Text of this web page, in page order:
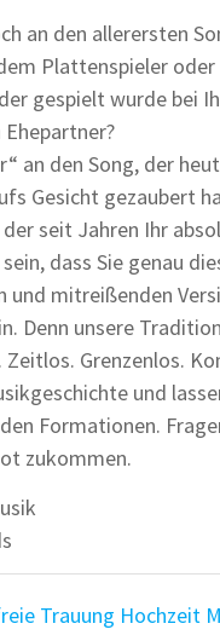
an den allerersten
Plattenspieler
gespielt wurde bei
an den Song, der
Gesicht gezaubert
der seit Jahren Ihr
dass Sie genau
und mitreißenden
Denn unsere
Grenzenlos.
und
Formationen.
zukommen.
Trauung Hochzeit